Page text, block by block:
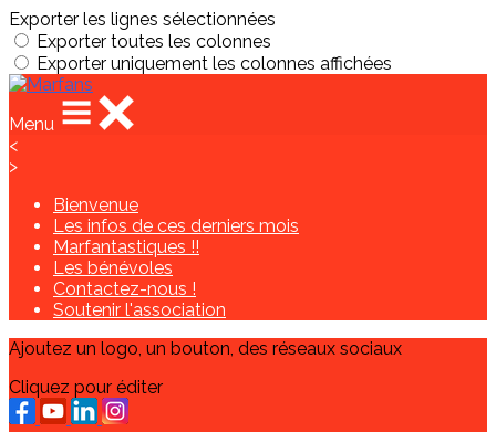
Exporter les lignes sélectionnées
Exporter toutes les colonnes
Exporter uniquement les colonnes affichées
Menu
<
>
Bienvenue
Les infos de ces derniers mois
Marfantastiques !!
Les bénévoles
Contactez-nous !
Soutenir l'association
Ajoutez un logo, un bouton, des réseaux sociaux
Cliquez pour éditer